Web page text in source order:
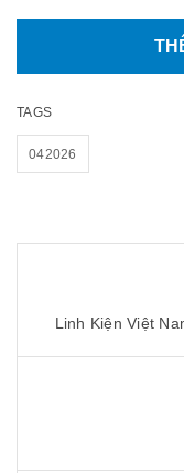
TAGS
042026
Linh Kiện Việt